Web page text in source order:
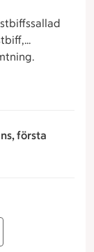
första